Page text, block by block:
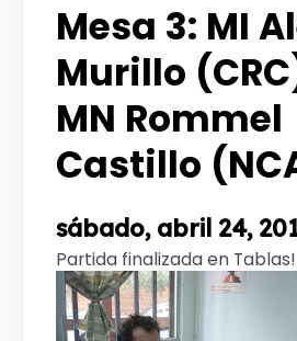
Mesa 3: MI
Murillo
MN Rommel
Castillo
sábado, abril 24,
Partida finalizada en Tablas!